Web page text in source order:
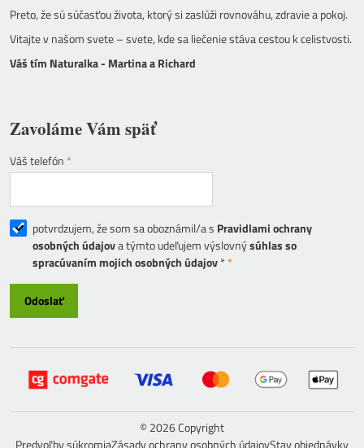
Preto, že sú súčasťou života, ktorý si zaslúži rovnováhu, zdravie a pokoj.
Vitajte v našom svete – svete, kde sa liečenie stáva cestou k celistvosti.
Váš tím Naturalka - Martina a Richard
Zavoláme Vám späť
Váš telefón *
potvrdzujem, že som sa oboznámil/a s Pravidlami ochrany
osobných údajova týmto udeľujem výslovnýsúhlas so
spracúvaním mojich osobných údajov**
Odoslať
©2026Copyright
Predvoľby súkromiaZásady ochrany osobných údajovStav objednávky